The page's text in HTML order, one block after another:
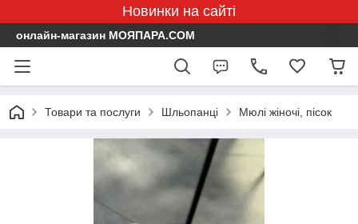
Новинки на сайті
онлайн-магазин МОЯПАРА.COM
Товари та послуги Шльопанці Мюлі жіночі, пісок